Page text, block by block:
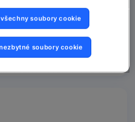
Leasing, MONETA Auto
Spořitelna). Požádat
zástupce, poručník,
nebo jeho právní zástupce.
soubory cookie
soubory cookie